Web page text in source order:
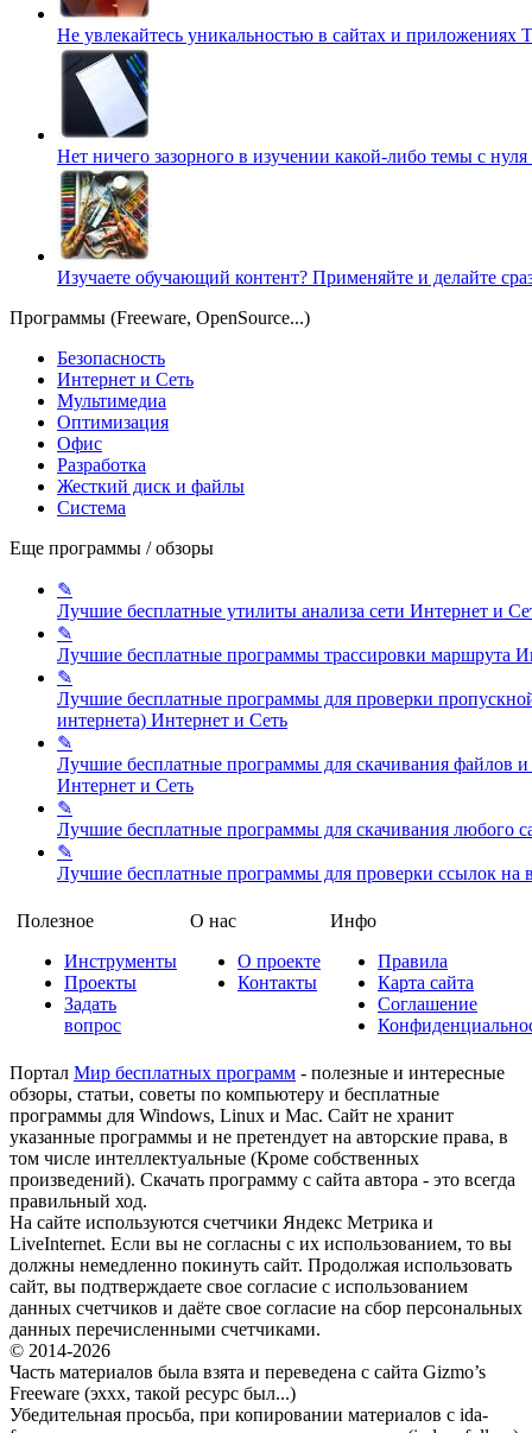
Не увлекайтесь уникальностью в сайтах и приложениях
Нет ничего зазорного в изучении какой-либо темы с нуля
Изучаете обучающий контент? Применяйте и делайте
Программы (Freeware, OpenSource...)
Безопасность
Интернет и Сеть
Мультимедиа
Оптимизация
Офис
Разработка
Жесткий диск и файлы
Система
Еще программы / обзоры
✎
Лучшие бесплатные утилиты анализа сети Интернет и
✎
Лучшие бесплатные программы трассировки маршрута
✎
Лучшие бесплатные программы для проверки
интернета) Интернет и Сеть
✎
Лучшие бесплатные программы для скачивания файлов
Интернет и Сеть
✎
Лучшие бесплатные программы для скачивания любого
✎
Лучшие бесплатные программы для проверки ссылок на
Полезное
Инструменты
Проекты
Задать
вопрос
О нас
О проекте
Контакты
Инфо
Правила
Карта сайта
Соглашение
Портал Мир бесплатных программ - полезные и интересные
обзоры, статьи, советы по компьютеру и бесплатные
программы для Windows, Linux и Mac. Сайт не хранит
указанные программы и не претендует на авторские права, в
том числе интеллектуальные (Кроме собственных
произведений). Скачать программу с сайта автора - это всегда
правильный ход.
На сайте используются счетчики Яндекс Метрика и
LiveInternet. Если вы не согласны с их использованием, то вы
должны немедленно покинуть сайт. Продолжая использовать
сайт, вы подтверждаете свое согласие с использованием
данных счетчиков и даёте свое согласие на сбор персональных
данных перечисленными счетчиками.
© 2014-2026
Часть материалов была взята и переведена с сайта Gizmo’s
Freeware (эххх, такой ресурс был...)
Убедительная просьба, при копировании материалов с ida-